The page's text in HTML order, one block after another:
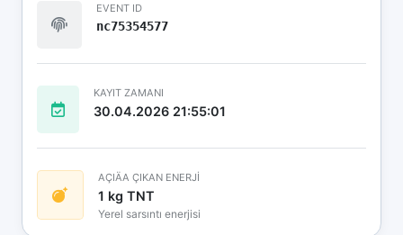
EVENT ID
nc75354577
KAYIT ZAMANI
30.04.2026 21:55:01
AÇIÄA ÇIKAN ENERJİ
1 kg TNT
Yerel sarsıntı enerjisi